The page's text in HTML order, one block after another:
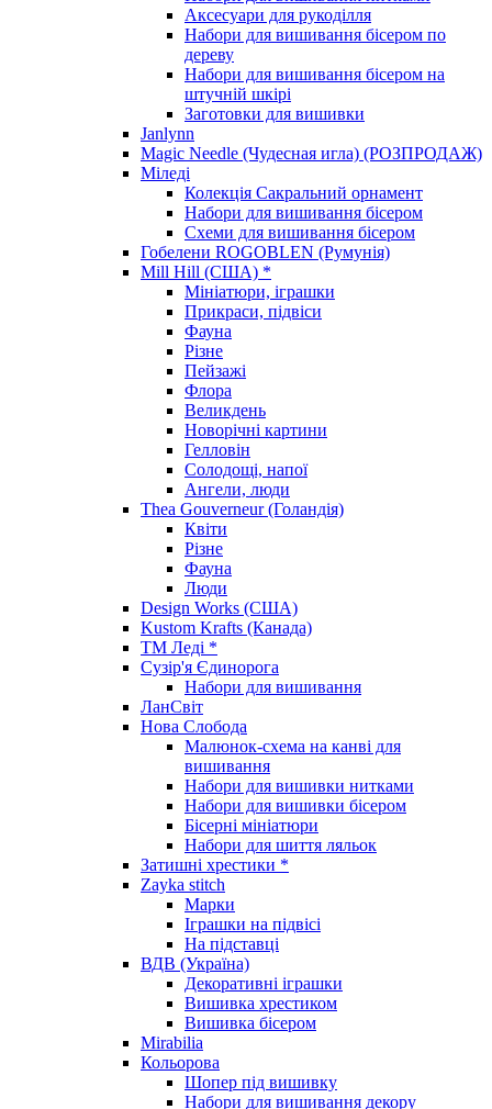
Аксесуари для рукоділля
Набори для вишивання бісером по
дереву
Набори для вишивання бісером на
штучній шкірі
Заготовки для вишивки
Janlynn
Magic Needle (Чудесная игла) (РОЗПРОДАЖ)
Міледі
Колекція Сакральний орнамент
Набори для вишивання бісером
Схеми для вишивання бісером
Гобелени ROGOBLEN (Румунія)
Mill Hill (США) *
Мініатюри, іграшки
Прикраси, підвіси
Фауна
Різне
Пейзажі
Флора
Великдень
Новорічні картини
Гелловін
Солодощі, напої
Ангели, люди
Thea Gouverneur (Голандія)
Квіти
Різне
Фауна
Люди
Design Works (США)
Kustom Krafts (Канада)
ТМ Леді *
Сузір'я Єдинорога
Набори для вишивання
ЛанСвіт
Нова Слобода
Малюнок-схема на канві для
вишивання
Набори для вишивки нитками
Набори для вишивки бісером
Бісерні мініатюри
Набори для шиття ляльок
Затишні хрестики *
Zayka stitch
Марки
Іграшки на підвісі
На підставці
ВДВ (Україна)
Декоративні іграшки
Вишивка хрестиком
Вишивка бісером
Mirabilia
Кольорова
Шопер під вишивку
Набори для вишивання декору